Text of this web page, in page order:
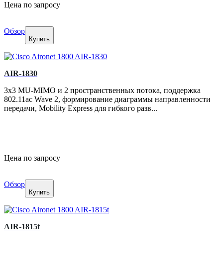
Цена по запросу
Обзор
Купить
AIR-1830
3x3 MU-MIMO и 2 пространственных потока, поддержка
802.11ac Wave 2, формирование диаграммы направленности
передачи, Mobility Express для гибкого разв...
Цена по запросу
Обзор
Купить
AIR-1815t